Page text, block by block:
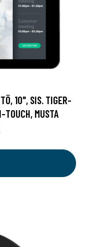
10", SIS. TIGER-
TOUCH, MUSTA